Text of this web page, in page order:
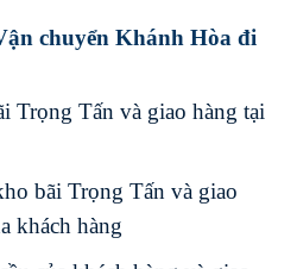
chuyển Khánh Hòa đi
Trọng Tấn và giao hàng tại
bãi Trọng Tấn và giao
khách hàng